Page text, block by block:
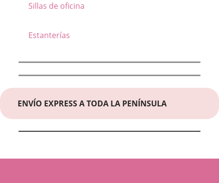
Sillas de oficina
Estanterías
ENVÍO EXPRESS A TODA LA PENÍNSULA